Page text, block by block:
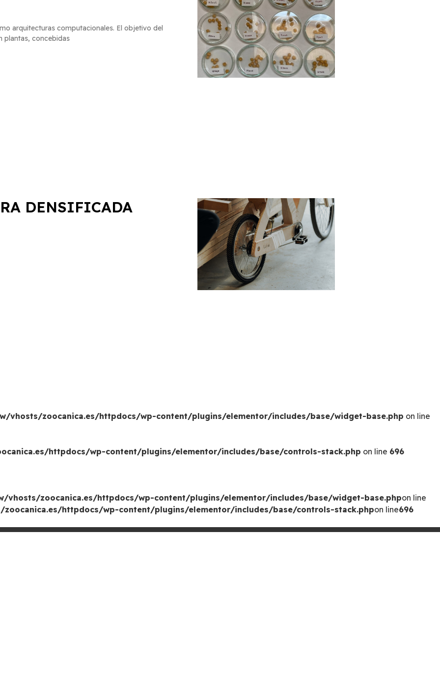
arquitecturas computacionales. El objetivo del
plantas, concebidas
DENSIFICADA
vhosts/zoocanica.es/httpdocs/wp-content/plugins/elementor/includes/base/widget-base.php on line
httpdocs/wp-content/plugins/elementor/includes/base/controls-stack.php on line 696
vhosts/zoocanica.es/httpdocs/wp-content/plugins/elementor/includes/base/widget-base.phpon line
httpdocs/wp-content/plugins/elementor/includes/base/controls-stack.phpon line696